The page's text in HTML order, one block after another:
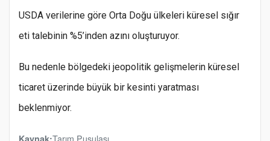
USDA verilerine göre Orta Doğu ülkeleri küresel sığır
eti talebinin %5’inden azını oluşturuyor.
Bu nedenle bölgedeki jeopolitik gelişmelerin küresel
ticaret üzerinde büyük bir kesinti yaratması
beklenmiyor.